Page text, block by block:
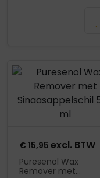
Product openen
€ 15,95 excl. BTW
Puresenol Wax
Remover met